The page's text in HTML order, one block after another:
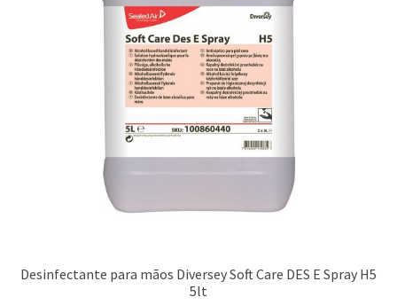
Desinfectante para mãos Diversey Soft Care DES E Spray H5
5lt